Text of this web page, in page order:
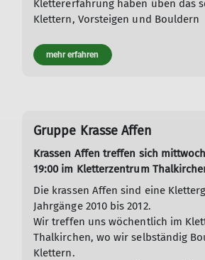
Klettererfahrung haben üben das
Klettern, Vorsteigen und Bouldern
mehr erfahren
Gruppe Krasse Affen
Krassen Affen treffen sich
19:00 im Kletterzentrum
Die krassen Affen sind eine
Jahrgänge 2010 bis 2012.
Wir treffen uns wöchentlich im
Thalkirchen, wo wir selbständig
Klettern.